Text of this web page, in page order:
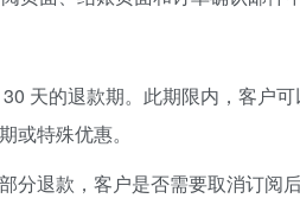
30 天的退款期。此期限内，客户
或特殊优惠。
分退款，客户是否需要取消订阅